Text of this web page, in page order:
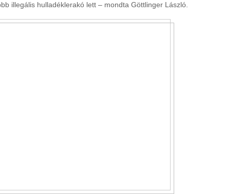
illegális hulladéklerakó lett – mondta Göttlinger László.